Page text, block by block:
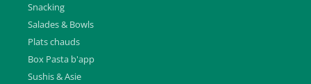
Snacking
Salades & Bowls
Plats chauds
Box Pasta b'app
Sushis & Asie